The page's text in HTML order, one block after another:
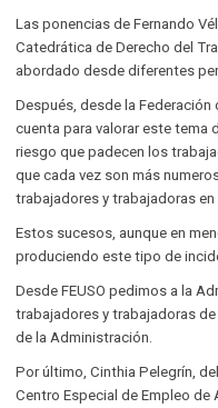
Las ponencias de Fernando
Catedrática de Derecho del
abordado desde diferentes
Después, desde la Federación
cuenta para valorar este tema
riesgo que padecen los
que cada vez son más
trabajadores y trabajadoras
Estos sucesos, aunque en
produciendo este tipo de
Desde FEUSO pedimos a la
trabajadores y trabajadoras
de la Administración.
Por último, Cinthia Pelegrín,
Centro Especial de Empleo de